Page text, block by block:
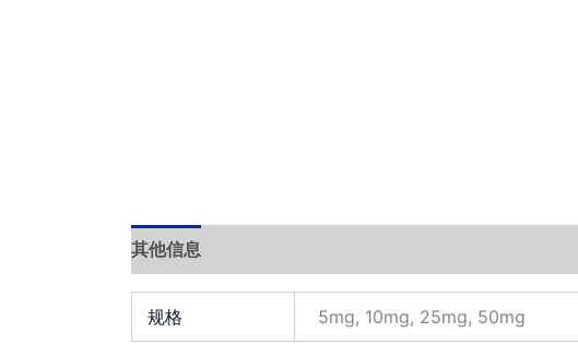
其他信息
规格 5mg, 10mg, 25mg, 50mg